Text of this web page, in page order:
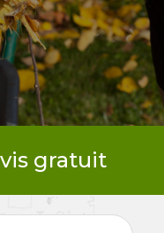
gratuit